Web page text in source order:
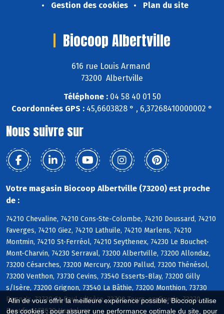
Afin de vous offrir la meilleure expérience possible, Biocoop utilise
des cookies : pour assurer une performance optimale du site, pour
Gestion des cookies
Plan du site
Biocoop Albertville
616 rue Louis Armand
73200 Albertville
Téléphone :04 58 40 01 50
Coordonnées GPS : 45,6603828 ° , 6,37268410000002 °
Nous suivre sur
Votre magasin Biocoop Albertville (73200) est proche
de :
74210 Chevaline, 74210 Cons-Ste-Colombe, 74210 Doussard, 74210
Faverges, 74210 Giez, 74210 Lathuile, 74210 Marlens, 74210
Montmin, 74210 St-Ferréol, 74210 Seythenex, 74230 Le Bouchet-
Mont-Charvin, 74230 Serraval, 73200 Albertville, 73200 Allondaz,
73200 Césarches, 73200 Mercury, 73200 Pallud, 73200 Thénésol,
73200 Venthon, 73730 Cevins, 73540 Esserts-Blay, 73200 Gilly
s/Isère, 73200 Grignon, 73540 La Bâthie, 73200 Monthion, 73730
Rognaix, 73730 St-Paul s/Isère, 73790 Tours-en-Savoie, 73270
Beaufort, 73620 Hauteluce